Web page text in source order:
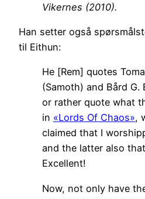
Vikernes (2010).
Han setter også
til Eithun:
He [Rem] quotes
(Samoth) and Bård G.
or rather quote what
in «Lords Of Chaos»,
claimed that I
and the latter also
Excellent!
Now, not only have